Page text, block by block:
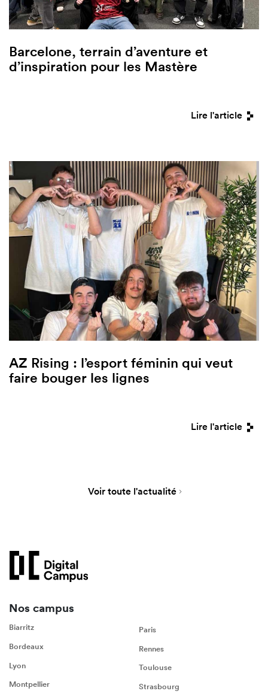
Barcelone, terrain d’aventure et
d’inspiration pour les Mastère
Lire l'article
AZ Rising : l’esport féminin qui veut
faire bouger les lignes
Lire l'article
Voir toute l'actualité
Nos campus
Biarritz
Bordeaux
Lyon
Montpellier
Paris
Rennes
Toulouse
Strasbourg